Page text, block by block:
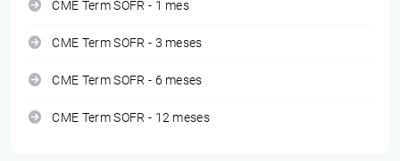
CME Term SOFR - 1 mes
CME Term SOFR - 3 meses
CME Term SOFR - 6 meses
CME Term SOFR - 12 meses